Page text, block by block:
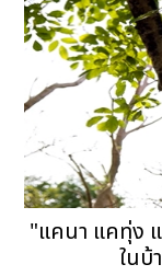
"แคนา แคทุ่ง
ในบ้